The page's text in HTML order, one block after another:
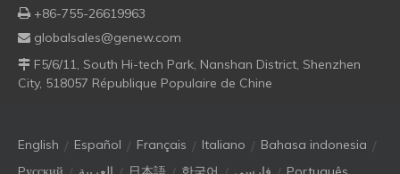
 +86-755-26619963
 globalsales@genew.com
 F5/6/11, South Hi-tech Park, Nanshan District, Shenzhen
City, 518057 République Populaire de Chine
English / Español / Français / Italiano / Bahasa indonesia /